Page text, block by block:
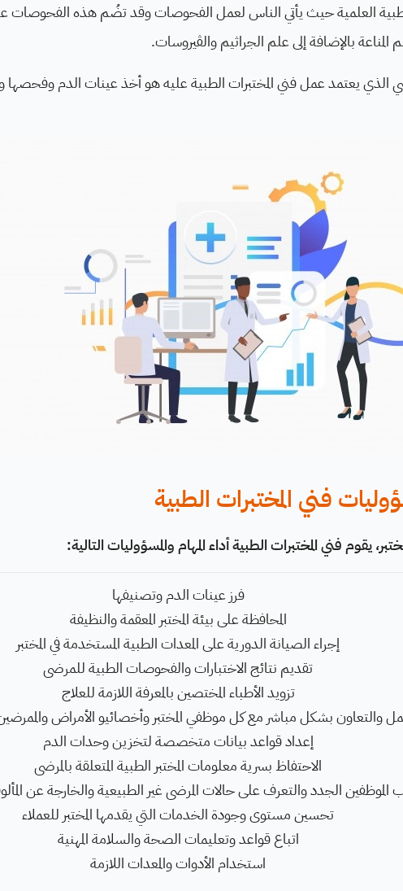
العلمية حيث يأتي الناس لعمل الفحوصات وقد تضُم هذه الفحوصات
بالإضافة إلى علم الجراثيم والڤيروسات.
الذي يعتمد عمل فني المختبرات الطبية عليه هو أخذ عينات الدم وفحصها
فني المختبرات الطبية
يقوم فني المختبرات الطبية أداء المهام والمسؤوليات التالية:
فرز عينات الدم وتصنيفها
المحافظة على بيئة المختبر المعقمة والنظيفة
إجراء الصيانة الدورية على المعدات الطبية المستخدمة في المختبر
تقديم نتائج الاختبارات والفحوصات الطبية للمرضى
تزويد الأطباء المختصين بالمعرفة اللازمة للعلاج
والتعاون بشكل مباشر مع كل موظفي المختبر وأخصائيو الأمراض
إعداد قواعد بيانات متخصصة لتخزين وحدات الدم
الاحتفاظ بسرية معلومات المختبر الطبية المتعلقة بالمرضى
الموظفين الجدد والتعرف على حالات المرضى غير الطبيعية والخارجة عن
تحسين مستوى وجودة الخدمات التي يقدمها المختبر للعملاء
اتباع قواعد وتعليمات الصحة والسلامة المهنية
استخدام الأدوات والمعدات اللازمة